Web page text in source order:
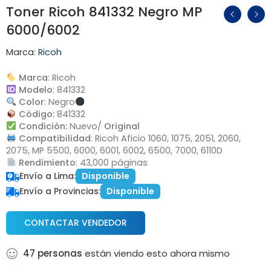
Toner Ricoh 841332 Negro MP
6000/6002
Marca: Ricoh
Marca: Ricoh
Modelo: 841332
Color: Negro
Código:841332
Condición: Nuevo/ Original
Compatibilidad: Ricoh Aficio 1060, 1075, 2051, 2060,
2075, MP 5500, 6000, 6001, 6002, 6500, 7000, 6110D
Rendimiento: 43,000 páginas
Envío a Lima: Disponible
Envío a Provincias: Disponible
CONTACTAR VENDEDOR
47 personas están viendo esto ahora mismo